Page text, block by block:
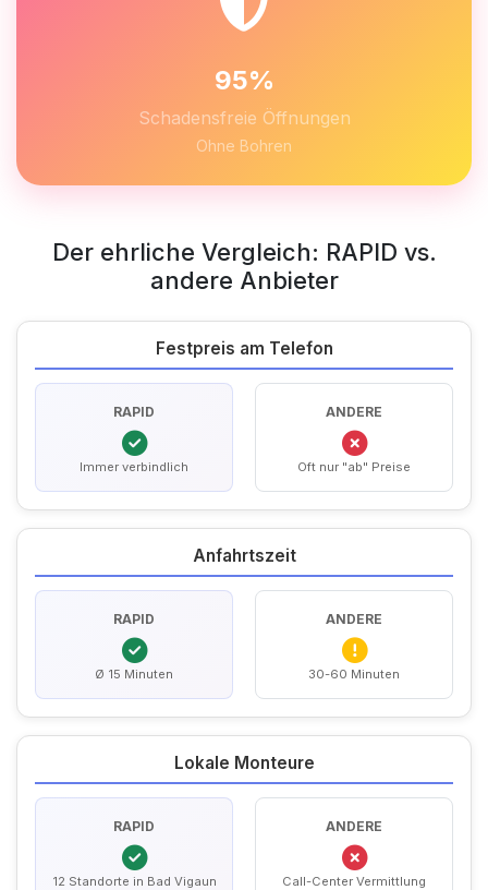
95%
Schadensfreie Öffnungen
Ohne Bohren
Der ehrliche Vergleich: RAPID vs.
andere Anbieter
Festpreis am Telefon
RAPID
Immer verbindlich
ANDERE
Oft nur "ab" Preise
Anfahrtszeit
RAPID
Ø 15 Minuten
ANDERE
30-60 Minuten
Lokale Monteure
RAPID
12 Standorte in Bad Vigaun
ANDERE
Call-Center Vermittlung